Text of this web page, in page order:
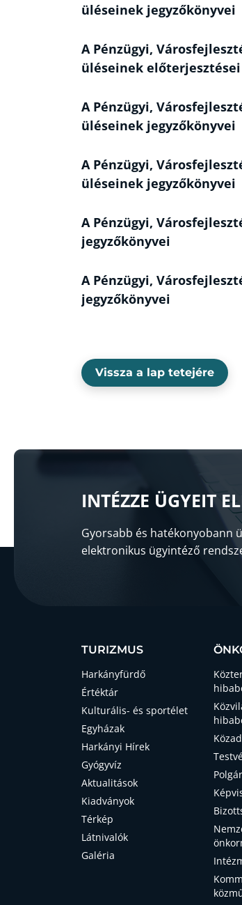
üléseinek jegyzőkönyvei
A Pénzügyi,
üléseinek előterjesztései
A Pénzügyi,
üléseinek jegyzőkönyvei
A Pénzügyi,
üléseinek jegyzőkönyvei
A Pénzügyi,
jegyzőkönyvei
A Pénzügyi,
jegyzőkönyvei
Vissza a lap tetejére
INTÉZZE ÜGYEIT
Gyorsabb és hatékonyobann
elektronikus ügyintéző
TURIZMUS
Harkányfürdő
Értéktár
Kulturális- és sportélet
Egyházak
Harkányi Hírek
Gyógyvíz
Aktualitások
Kiadványok
Térkép
Látnivalók
Galéria